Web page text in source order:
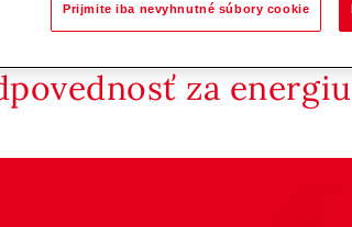
za
Prijmite iba nevyhnutné súbory cookie